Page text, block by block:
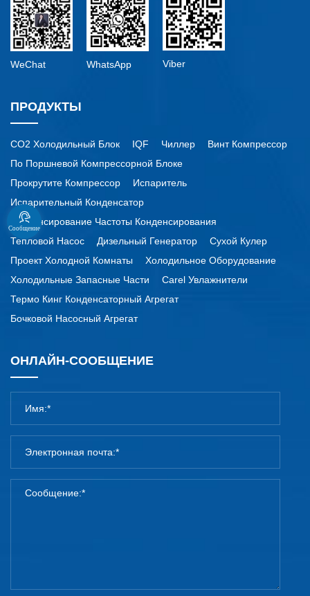
Сообщение
WeChat WhatsApp Viber
ПРОДУКТЫ
CO2 Холодильный Блок IQF Чиллер
Винт Компрессор
По Поршневой Компрессорной Блоке
Прокрутите Компрессор
Испаритель
Испарительный Конденсатор
Конденсирование Частоты Конденсирования
Тепловой Насос
Дизельный Генератор
Сухой Кулер
Проект Холодной Комнаты
Холодильное Оборудование
Холодильные Запасные Части
Carel Увлажнители
Термо Кинг Конденсаторный Агрегат
Бочковой Насосный Агрегат
ОНЛАЙН-СООБЩЕНИЕ